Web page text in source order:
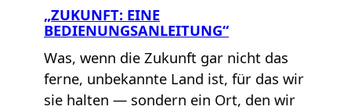
„ZUKUNFT: EINE
BEDIENUNGSANLEITUNG“
Was, wenn die Zukunft gar nicht das
ferne, unbekannte Land ist, für das wir
sie halten — sondern ein Ort, den wir